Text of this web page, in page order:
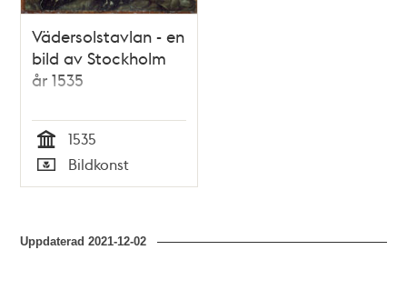
Vädersolstavlan - en
bild av Stockholm
år 1535
Tid
1535
Typ
Bildkonst
Uppdaterad2021-12-02